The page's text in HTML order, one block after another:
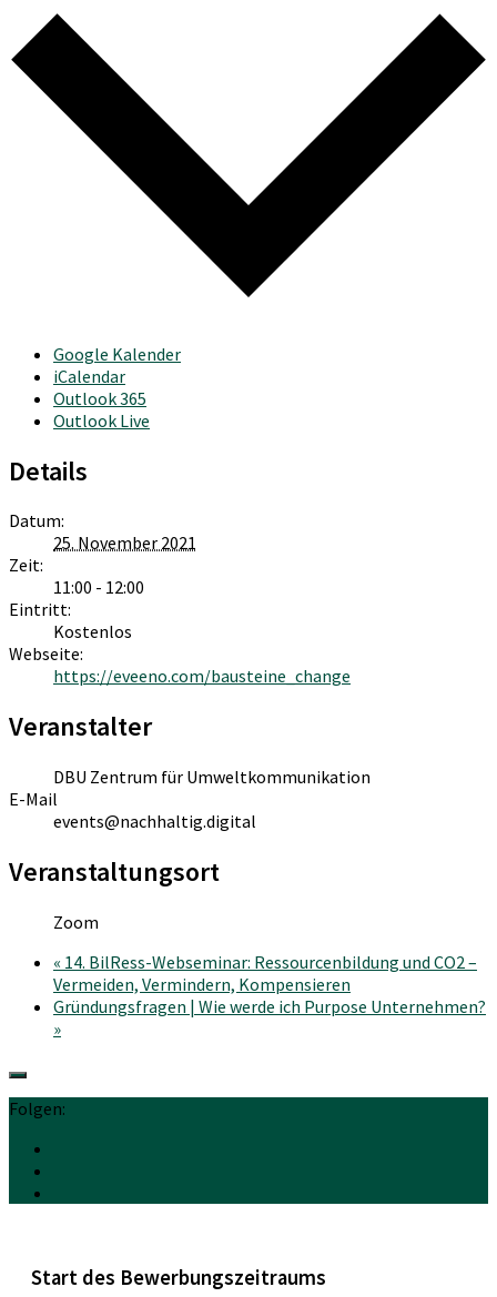
Google Kalender
iCalendar
Outlook 365
Outlook Live
Details
Datum:
25. November 2021
Zeit:
11:00 - 12:00
Eintritt:
Kostenlos
Webseite:
https://eveeno.com/bausteine_change
Veranstalter
DBU Zentrum für Umweltkommunikation
E-Mail
events@nachhaltig.digital
Veranstaltungsort
Zoom
« 14. BilRess-Webseminar: Ressourcenbildung und CO2 –
Vermeiden, Vermindern, Kompensieren
Gründungsfragen | Wie werde ich Purpose Unternehmen?
»
Folgen:
Start des Bewerbungszeitraums